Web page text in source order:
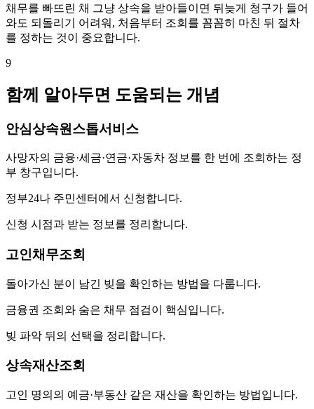
채무를 빠뜨린 채 그냥 상속을 받아들이면 뒤늦게 청구가 들어
와도 되돌리기 어려워, 처음부터 조회를 꼼꼼히 마친 뒤 절차
를 정하는 것이 중요합니다.
9
함께 알아두면 도움되는 개념
안심상속원스톱서비스
사망자의 금융·세금·연금·자동차 정보를 한 번에 조회하는 정
부 창구입니다.
정부24나 주민센터에서 신청합니다.
신청 시점과 받는 정보를 정리합니다.
고인채무조회
돌아가신 분이 남긴 빚을 확인하는 방법을 다룹니다.
금융권 조회와 숨은 채무 점검이 핵심입니다.
빚 파악 뒤의 선택을 정리합니다.
상속재산조회
고인 명의의 예금·부동산 같은 재산을 확인하는 방법입니다.